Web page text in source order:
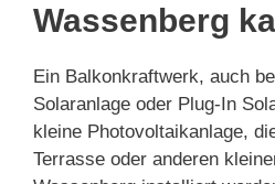
Wassenberg
Ein Balkonkraftwerk, auch
Solaranlage oder Plug-In
kleine Photovoltaikanlage,
Terrasse oder anderen